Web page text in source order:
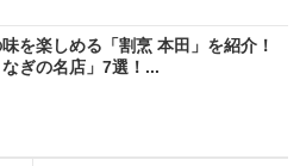
を楽しめる「割烹 本田」を紹介！
ぎの名店」7選！...